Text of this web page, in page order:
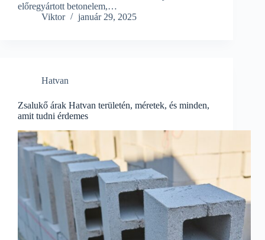
előregyártott betonelem,…
Viktor
január 29, 2025
Hatvan
Zsalukő árak Hatvan területén, méretek, és minden,
amit tudni érdemes